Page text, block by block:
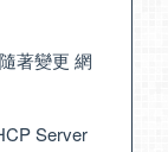
著變更 網
Server